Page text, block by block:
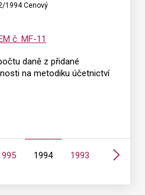
1994 Cenový
č. MF-11
daně z přidané
na metodiku účetnictví
1994 1993 Další